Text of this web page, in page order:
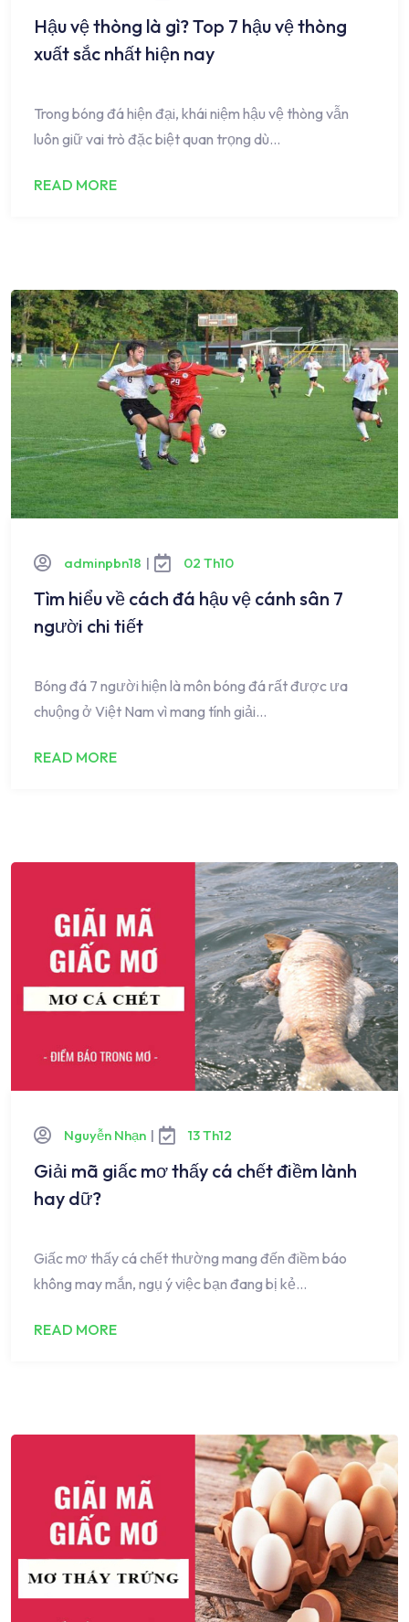
Hậu vệ thòng là gì? Top 7 hậu vệ thòng
xuất sắc nhất hiện nay
Trong bóng đá hiện đại, khái niệm hậu vệ thòng vẫn
luôn giữ vai trò đặc biệt quan trọng dù…
READ MORE
adminpbn18 | 02 Th10
Tìm hiểu về cách đá hậu vệ cánh sân 7
người chi tiết
Bóng đá 7 người hiện là môn bóng đá rất được ưa
chuộng ở Việt Nam vì mang tính giải…
READ MORE
Nguyễn Nhạn | 13 Th12
Giải mã giấc mơ thấy cá chết điềm lành
hay dữ?
Giấc mơ thấy cá chết thường mang đến điềm báo
không may mắn, ngụ ý việc bạn đang bị kẻ…
READ MORE